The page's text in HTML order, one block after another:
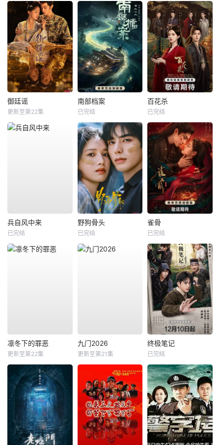
御廷谣
更新至第22集
南部档案
已完结
百花杀
已完结
兵自风中来
已完结
野狗骨头
已完结
雀骨
已完结
凛冬下的罪恶
更新至第22集
九门2026
更新至第21集
终极笔记
已完结